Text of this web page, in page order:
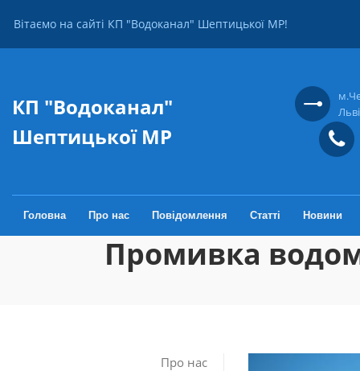
КП "Водоканал"
Шептицької МР
Головна Про нас Повідомлення Статті Новини
Вітаємо на сайті КП "Водоканал" Шептицької МР!
Промивка
Про нас